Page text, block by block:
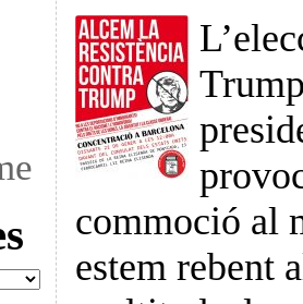
commoció al
estem rebent